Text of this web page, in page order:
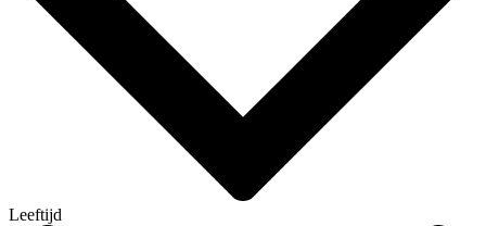
Leeftijd